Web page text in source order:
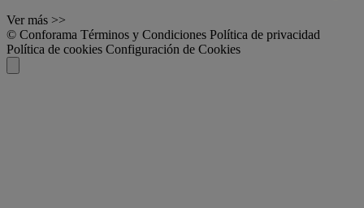
Ver más >>
© Conforama Términos y Condiciones Política de privacidad
Política de cookies Configuración de Cookies